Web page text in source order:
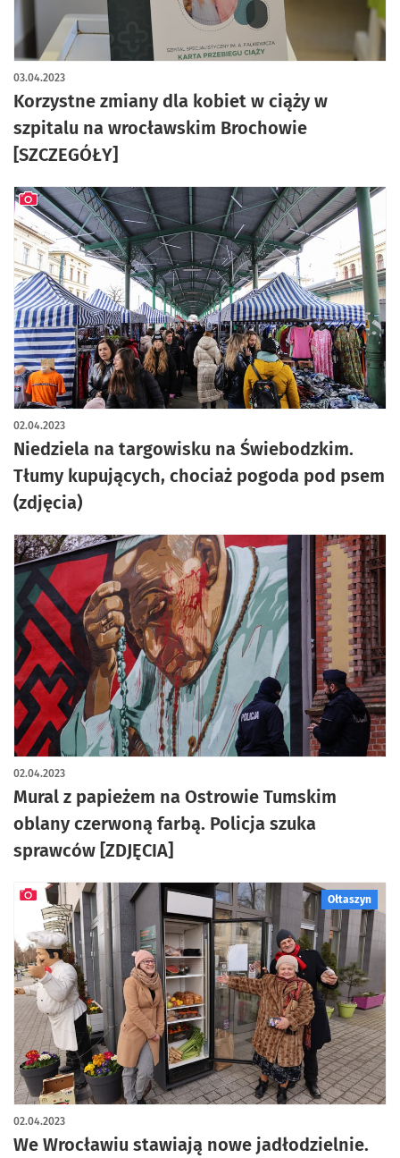
Korzystne zmiany dla kobiet w ciąży w
szpitalu na wrocławskim Brochowie
[SZCZEGÓŁY]
03.04.2023
Niedziela na targowisku na Świebodzkim.
Tłumy kupujących, chociaż pogoda pod psem
(zdjęcia)
02.04.2023
artykuł z galerią zdjęć
Mural z papieżem na Ostrowie Tumskim
oblany czerwoną farbą. Policja szuka
sprawców [ZDJĘCIA]
02.04.2023
Ołtaszyn
We Wrocławiu stawiają nowe jadłodzielnie.
02.04.2023
artykuł z galerią zdjęć